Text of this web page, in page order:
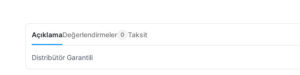
AçıklamaDeğerlendirmeler 0 Taksit
Distribütör Garantili